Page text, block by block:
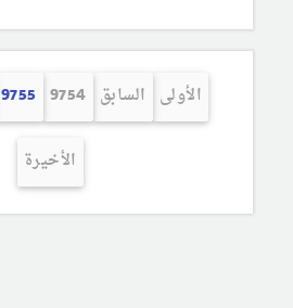
الأولى السابق 9754
9755
الأخيرة